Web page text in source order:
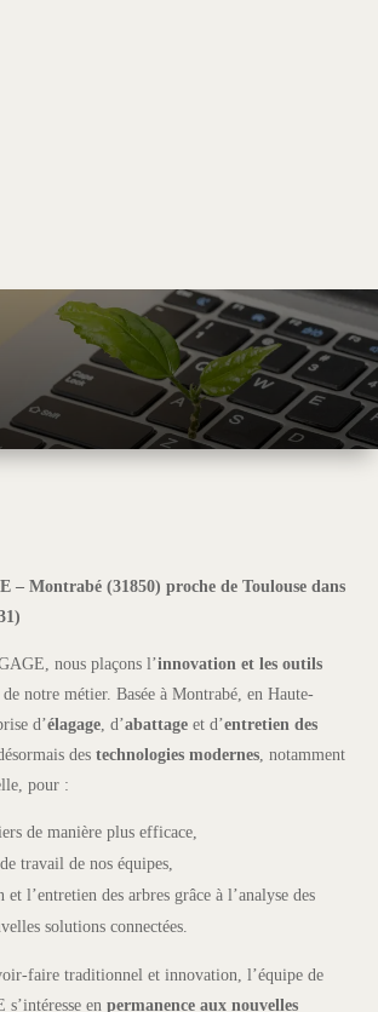
– Montrabé (31850) proche de Toulouse dans
nous plaçons l’innovation et les outils
notre métier. Basée à Montrabé, en Haute-
d’élagage , d’abattage et d’entretien des
des technologies modernes , notamment
pour :
de manière plus efficace,
travail de nos équipes,
l’entretien des arbres grâce à l’analyse des
solutions connectées.
faire traditionnel et innovation, l’équipe de
en permanence aux nouvelles